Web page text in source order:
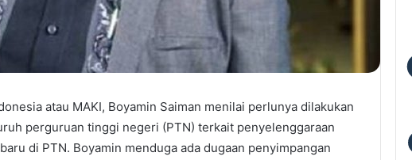
atau MAKI, Boyamin Saiman menilai perlunya dilakukan
perguruan tinggi negeri (PTN) terkait penyelenggaraan
di PTN. Boyamin menduga ada dugaan penyimpangan